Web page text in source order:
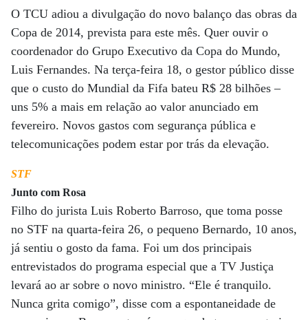
O TCU adiou a divulgação do novo balanço das obras da
Copa de 2014, prevista para este mês. Quer ouvir o
coordenador do Grupo Executivo da Copa do Mundo,
Luis Fernandes. Na terça-feira 18, o gestor público disse
que o custo do Mundial da Fifa bateu R$ 28 bilhões –
uns 5% a mais em relação ao valor anunciado em
fevereiro. Novos gastos com segurança pública e
telecomunicações podem estar por trás da elevação.
STF
Junto com Rosa
Filho do jurista Luis Roberto Barroso, que toma posse
no STF na quarta-feira 26, o pequeno Bernardo, 10 anos,
já sentiu o gosto da fama. Foi um dos principais
entrevistados do programa especial que a TV Justiça
levará ao ar sobre o novo ministro. “Ele é tranquilo.
Nunca grita comigo”, disse com a espontaneidade de